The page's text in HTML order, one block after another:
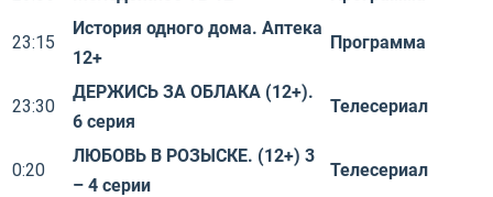
23:15
История одного дома. Аптека
12+
Программа
23:30
ДЕРЖИСЬ ЗА ОБЛАКА (12+).
6 серия
Телесериал
0:20
ЛЮБОВЬ В РОЗЫСКЕ. (12+) 3
– 4 серии
Телесериал